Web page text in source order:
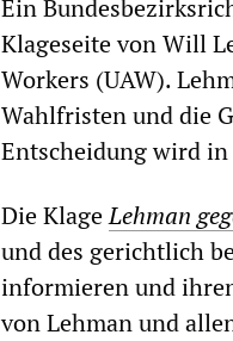
Ein
Klageseite von Will
Workers (UAW).
Wahlfristen und die
Entscheidung wird
Die KlageLehman
und des gerichtlich
informieren und
von Lehman und